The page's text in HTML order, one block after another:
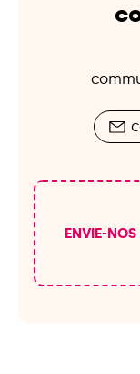
ENVIE-